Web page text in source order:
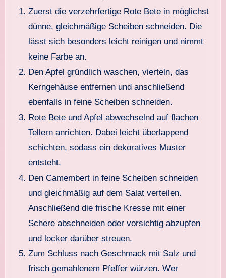
Zuerst die verzehrfertige Rote Bete in möglichst
dünne, gleichmäßige Scheiben schneiden. Die
lässt sich besonders leicht reinigen und nimmt
keine Farbe an.
Den Apfel gründlich waschen, vierteln, das
Kerngehäuse entfernen und anschließend
ebenfalls in feine Scheiben schneiden.
Rote Bete und Apfel abwechselnd auf flachen
Tellern anrichten. Dabei leicht überlappend
schichten, sodass ein dekoratives Muster
entsteht.
Den Camembert in feine Scheiben schneiden
und gleichmäßig auf dem Salat verteilen.
Anschließend die frische Kresse mit einer
Schere abschneiden oder vorsichtig abzupfen
und locker darüber streuen.
Zum Schluss nach Geschmack mit Salz und
frisch gemahlenem Pfeffer würzen. Wer